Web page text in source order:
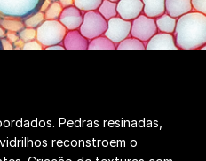
Pedras resinadas,
reconstroem o